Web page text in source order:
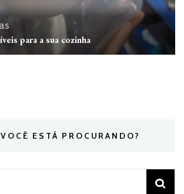
para a sua cozinha
ESTÁ PROCURANDO?